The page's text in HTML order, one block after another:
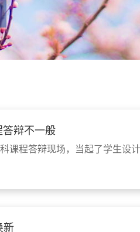
答辩不一般
程答辩现场，当起了学生设
新